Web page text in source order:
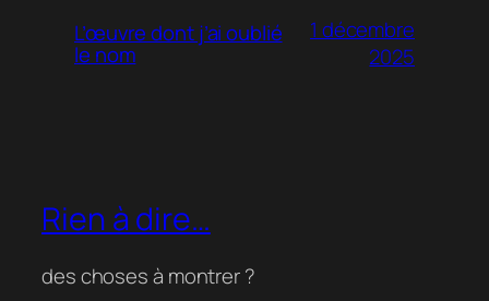
L’œuvre dont j’ai oublié
le nom
1 décembre
2025
Rien à dire…
des choses à montrer ?